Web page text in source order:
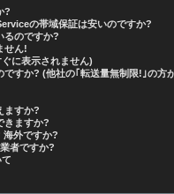
?
の帯域保証は安いのですか?
るのですか?
せん!
に表示されません)
ですか? (他社の｢転送量無制限!｣の方
ますか?
きますか?
海外ですか?
者ですか?